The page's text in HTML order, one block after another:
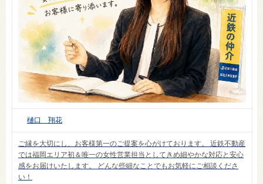
樋口 翔花
ご縁を大切にし、お客様第一のご提案を心がけております。 近鉄不動産
では福岡エリア初＆唯一の女性営業担当としてきめ細やかな対応と安心
感をお届けいたします。 どんな些細なことでもお気軽にご相談くださ
い！